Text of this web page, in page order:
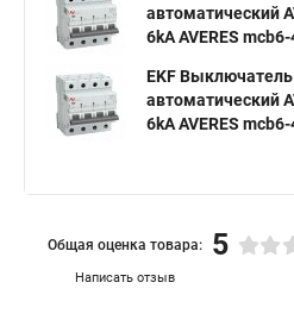
автоматический
6kA AVERES
EKF Выключатель
автоматический
6kA AVERES
Написать отзыв
Общая оценка товара: 5